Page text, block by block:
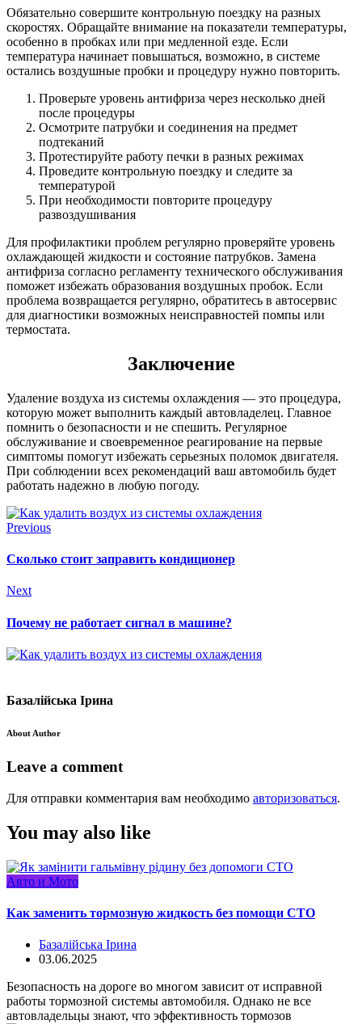
Обязательно совершите контрольную поездку на разных
скоростях. Обращайте внимание на показатели температуры,
особенно в пробках или при медленной езде. Если
температура начинает повышаться, возможно, в системе
остались воздушные пробки и процедуру нужно повторить.
Проверьте уровень антифриза через несколько дней
после процедуры
Осмотрите патрубки и соединения на предмет
подтеканий
Протестируйте работу печки в разных режимах
Проведите контрольную поездку и следите за
температурой
При необходимости повторите процедуру
развоздушивания
Для профилактики проблем регулярно проверяйте уровень
охлаждающей жидкости и состояние патрубков. Замена
антифриза согласно регламенту технического обслуживания
поможет избежать образования воздушных пробок. Если
проблема возвращается регулярно, обратитесь в автосервис
для диагностики возможных неисправностей помпы или
термостата.
Заключение
Удаление воздуха из системы охлаждения — это процедура,
которую может выполнить каждый автовладелец. Главное
помнить о безопасности и не спешить. Регулярное
обслуживание и своевременное реагирование на первые
симптомы помогут избежать серьезных поломок двигателя.
При соблюдении всех рекомендаций ваш автомобиль будет
работать надежно в любую погоду.
Previous
Сколько стоит заправить кондиционер
Next
Почему не работает сигнал в машине?
Базалійська Ірина
About Author
Leave a comment
Для отправки комментария вам необходимо авторизоваться.
You may also like
Авто и Мото
Как заменить тормозную жидкость без помощи СТО
Базалійська Ірина
03.06.2025
Безопасность на дороге во многом зависит от исправной
работы тормозной системы автомобиля. Однако не все
автовладельцы знают, что эффективность тормозов